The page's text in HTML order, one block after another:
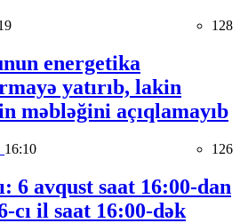
128
energetika
yatırıb, lakin
məbləğini açıqlamayıb
16:10 126
6 avqust saat 16:00-dan
cı il saat 16:00-dək